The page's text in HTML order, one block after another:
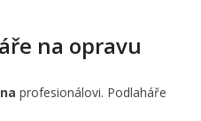
na opravu
profesionálovi. Podlaháře